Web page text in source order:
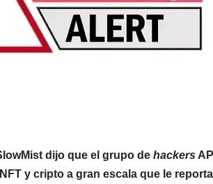
dijo que el grupo de hackers
NFT y cripto a gran escala que le